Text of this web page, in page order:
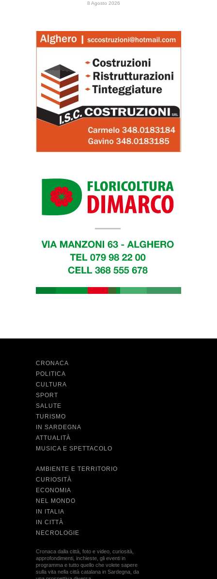
8 Agosto 2026
CRONACA
POLITICA
CULTURA
SPORT
SALUTE
TURISMO
IN SARDEGNA
ATTUALITÀ
MUSICA E SPETTACOLO
AMBIENTE E TERRITORIO
CURIOSITÀ
ECONOMIA
NEL MONDO
IN ITALIA
IN CITTÀ
NECROLOGIE
Cronaca dalla città, foto e video, curiosità,
approfondimenti, inchieste, gli eventi in
programma e tutto quello che volete sapere
sulla vita nella città catalana in Sardegna, da